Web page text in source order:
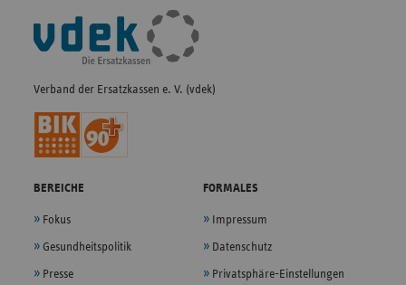
Fußleisten-
Navigation
Verband der Ersatzkassen e. V. (vdek)
BEREICHE
Fokus
Gesundheitspolitik
Presse
FORMALES
Impressum
Datenschutz
Privatsphäre-Einstellungen